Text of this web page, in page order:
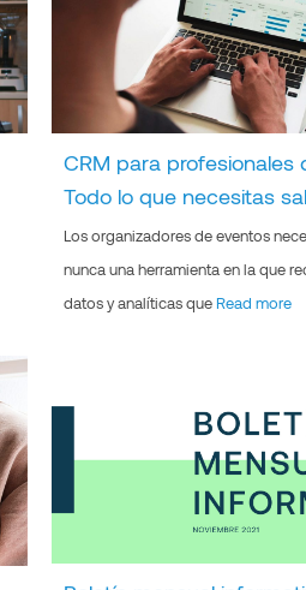
CRM para profesionales
Todo lo que necesitas
Los organizadores de eventos
nunca una herramienta en la que
datos y analíticas queRead more